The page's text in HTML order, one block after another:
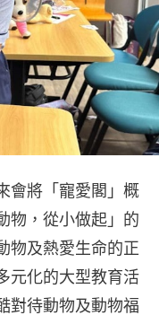
會將「寵愛閣」概
物，從小做起」的
物及熱愛生命的正
元化的大型教育活
對待動物及動物福